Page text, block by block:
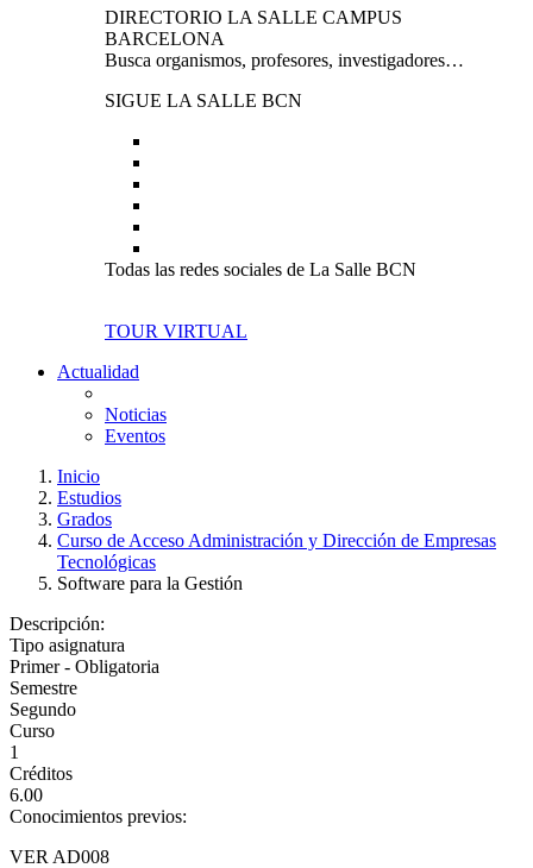
DIRECTORIO LA SALLE CAMPUS
BARCELONA
Busca organismos, profesores, investigadores…
SIGUE LA SALLE BCN
Todas las redes sociales de La Salle BCN
TOUR VIRTUAL
Actualidad
Noticias
Eventos
Inicio
Estudios
Grados
Curso de Acceso Administración y Dirección de Empresas
Tecnológicas
Software para la Gestión
Descripción:
Tipo asignatura
Primer - Obligatoria
Semestre
Segundo
Curso
1
Créditos
6.00
Conocimientos previos:
VER AD008